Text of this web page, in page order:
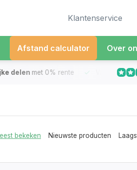
Klantenservice
Afstand calculator Over
met 0% rente Vandaag besteld
bekeken Nieuwste producten